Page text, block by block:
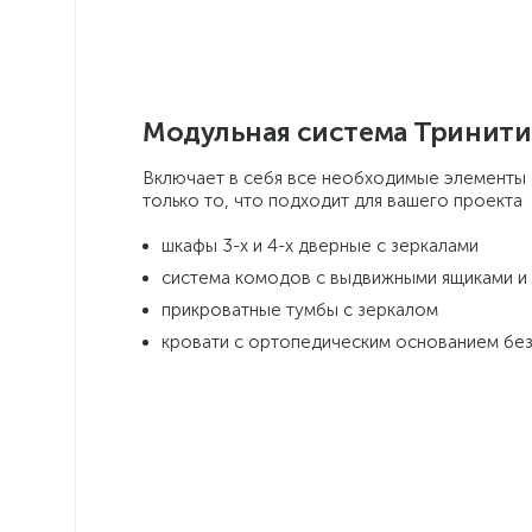
Модульная система Тринити
Включает в себя все необходимые элементы
только то, что подходит для вашего проекта
шкафы 3-х и 4-х дверные с зеркалами
система комодов с выдвижными ящиками и
прикроватные тумбы с зеркалом
кровати с ортопедическим основанием